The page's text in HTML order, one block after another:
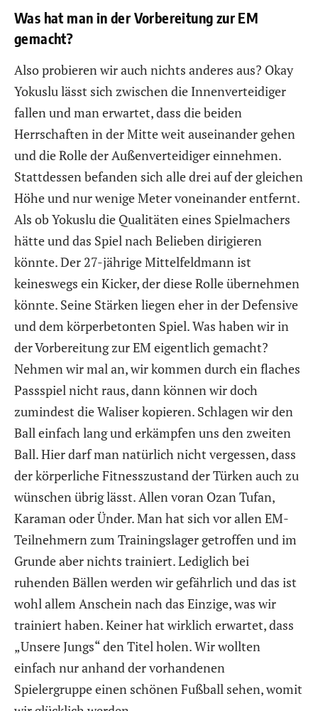
Was hat man in der Vorbereitung zur EM
gemacht?
Also probieren wir auch nichts anderes aus? Okay
Yokuslu lässt sich zwischen die Innenverteidiger
fallen und man erwartet, dass die beiden
Herrschaften in der Mitte weit auseinander gehen
und die Rolle der Außenverteidiger einnehmen.
Stattdessen befanden sich alle drei auf der gleichen
Höhe und nur wenige Meter voneinander entfernt.
Als ob Yokuslu die Qualitäten eines Spielmachers
hätte und das Spiel nach Belieben dirigieren
könnte. Der 27-jährige Mittelfeldmann ist
keineswegs ein Kicker, der diese Rolle übernehmen
könnte. Seine Stärken liegen eher in der Defensive
und dem körperbetonten Spiel. Was haben wir in
der Vorbereitung zur EM eigentlich gemacht?
Nehmen wir mal an, wir kommen durch ein flaches
Passspiel nicht raus, dann können wir doch
zumindest die Waliser kopieren. Schlagen wir den
Ball einfach lang und erkämpfen uns den zweiten
Ball. Hier darf man natürlich nicht vergessen, dass
der körperliche Fitnesszustand der Türken auch zu
wünschen übrig lässt. Allen voran Ozan Tufan,
Karaman oder Ünder. Man hat sich vor allen EM-
Teilnehmern zum Trainingslager getroffen und im
Grunde aber nichts trainiert. Lediglich bei
ruhenden Bällen werden wir gefährlich und das ist
wohl allem Anschein nach das Einzige, was wir
trainiert haben. Keiner hat wirklich erwartet, dass
„Unsere Jungs“ den Titel holen. Wir wollten
einfach nur anhand der vorhandenen
Spielergruppe einen schönen Fußball sehen, womit